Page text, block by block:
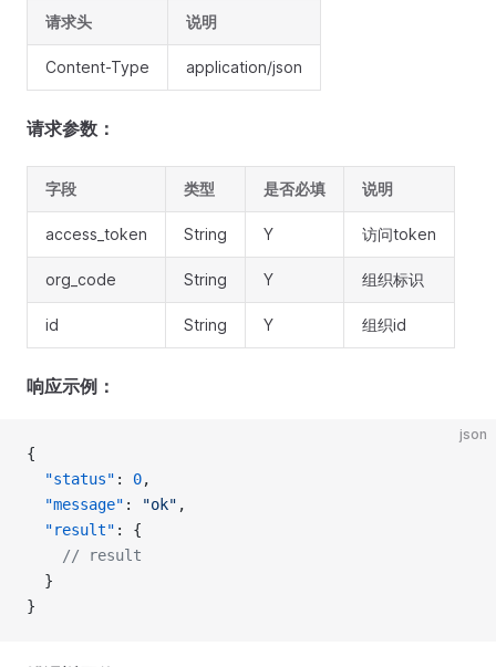
请求头 说明
Content-Type application/json
请求参数：
字段 类型 是否必填 说明
access_token String Y 访问token
org_code String Y 组织标识
id String Y 组织id
响应示例：
json
{
  "status"
: 0,
  "message"
: "ok" ,
  "result"
: {
    // result
  }
}